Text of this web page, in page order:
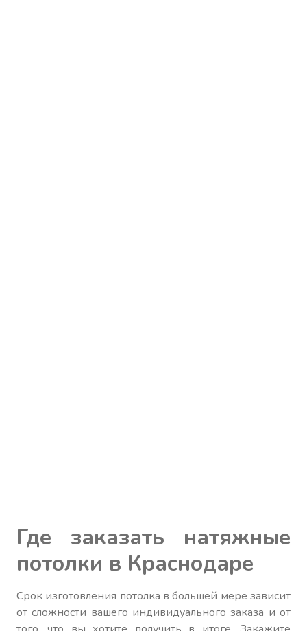
Где заказать натяжные
потолки в Краснодаре
Срок изготовления потолка в большей мере зависит
от сложности вашего индивидуального заказа и от